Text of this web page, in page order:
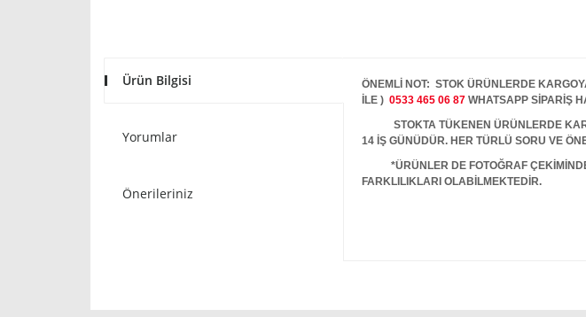
Ürün Bilgisi
Yorumlar
Önerileriniz
ÖNEMLİ NOT: STOK ÜRÜNLERDE
İLE ) 0533 465 06 87 WHATSAPP SİPARİŞ
STOKTA TÜKENEN ÜRÜNLERDE
14 İŞ GÜNÜDÜR. HER TÜRLÜ SORU VE
*ÜRÜNLER DE FOTOĞRAF
FARKLILIKLARI OLABİLMEKTEDİR.